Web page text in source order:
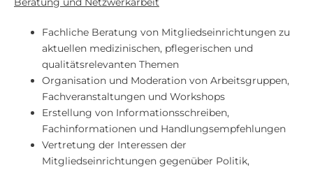
Fachliche Beratung von Mitgliedseinrichtungen zu
aktuellen medizinischen, pflegerischen und
qualitätsrelevanten Themen
Organisation und Moderation von Arbeitsgruppen,
Fachveranstaltungen und Workshops
Erstellung von Informationsschreiben,
Fachinformationen und Handlungsempfehlungen
Vertretung der Interessen der
Mitgliedseinrichtungen gegenüber Politik,